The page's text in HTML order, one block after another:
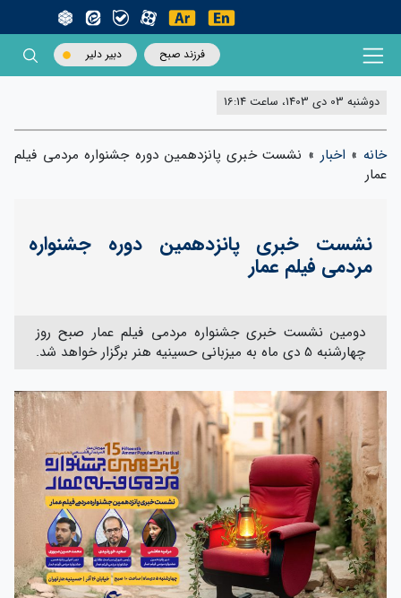
فرزند صبح دبیر دلیر
دوشنبه 03 دی 1403، ساعت 16:14
خانه» اخبار » نشست خبری پانزدهمین دوره جشنواره مردمی فیلم
عمار
نشست خبری پانزدهمین دوره جشنواره
مردمی فیلم عمار
دومین نشست خبری جشنواره مردمی فیلم عمار صبح روز
چهارشنبه 5 دی ماه به میزبانی حسینیه هنر برگزار خواهد شد.